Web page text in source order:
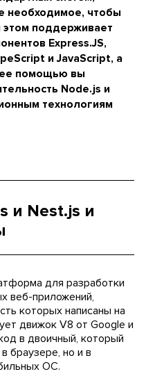
необходимое, чтобы
этом поддерживает
Express.JS,
и JavaScript, а
ее помощью вы
Node.js и
технологиям
и Nest.js и
для разработки
веб-приложений,
которых написаны на
движок V8 от Google и
в двоичный, который
браузере, но и в
ОС.